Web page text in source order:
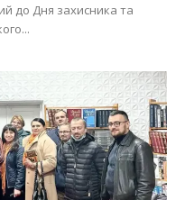
до Дня захисника та